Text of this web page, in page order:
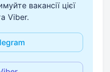
вакансії цієї
Viber.